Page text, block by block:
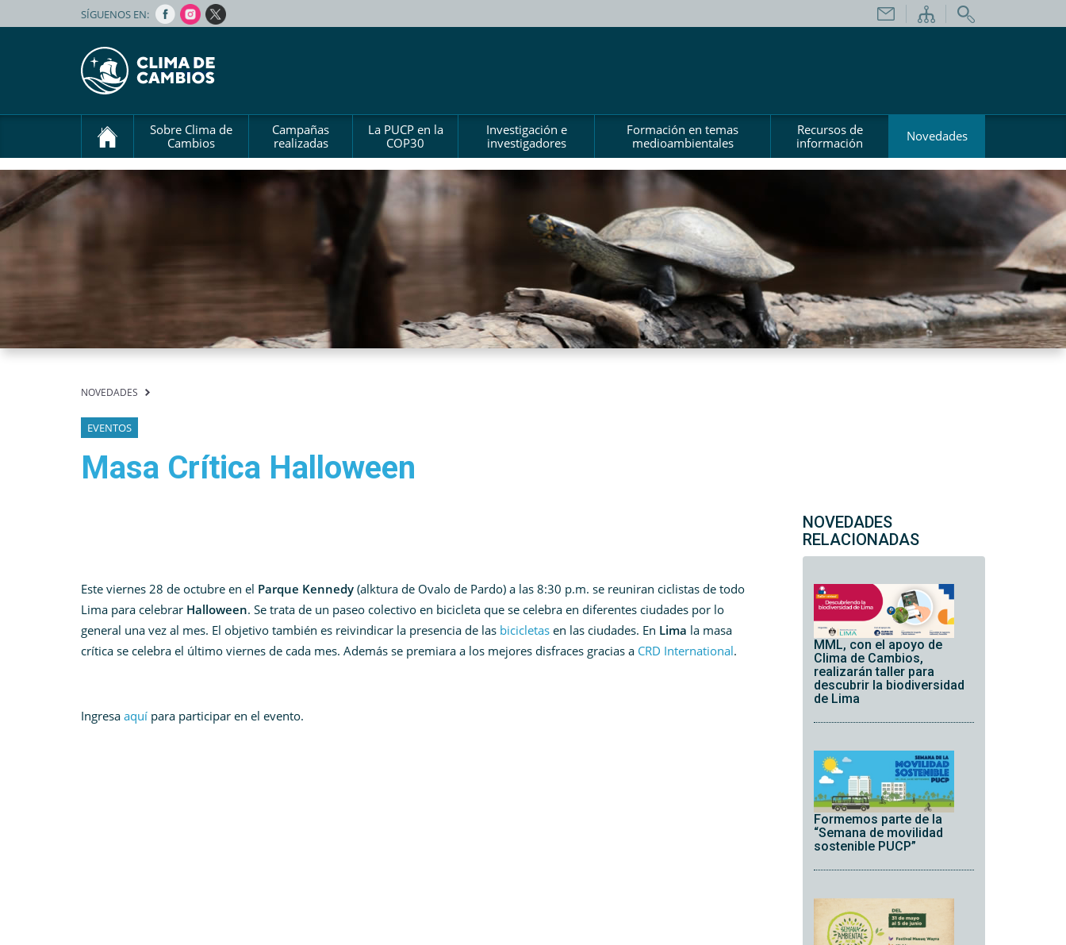
SÍGUENOS EN:
Sobre Clima de
Cambios
Campañas
realizadas
La PUCP en la
COP30
Investigación e
investigadores
Formación en temas
medioambientales
Recursos de
información
Novedades
NOVEDADES
EVENTOS
Masa Crítica Halloween
Este viernes 28 de octubre en el Parque Kennedy (alktura de Ovalo de Pardo) a las 8:30 p.m. se reuniran ciclistas de todo
Lima para celebrar Halloween. Se trata de un paseo colectivo en bicicleta que se celebra en diferentes ciudades por lo
general una vez al mes. El objetivo también es reivindicar la presencia de las bicicletas en las ciudades. En Lima la masa
crítica se celebra el último viernes de cada mes. Además se premiara a los mejores disfraces gracias a CRD International.
Ingresa aquí para participar en el evento.
NOVEDADES
RELACIONADAS
MML, con el apoyo de
Clima de Cambios,
realizarán taller para
descubrir la biodiversidad
de Lima
Formemos parte de la
“Semana de movilidad
sostenible PUCP”